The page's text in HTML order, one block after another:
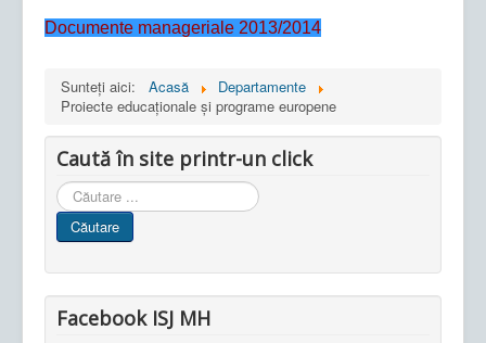
Documente manageriale 2013/2014
Sunteți aici: Acasă
Departamente
Proiecte educaționale și programe europene
Caută în site printr-un click
Cauta
in
site
Căutare
Facebook ISJ MH